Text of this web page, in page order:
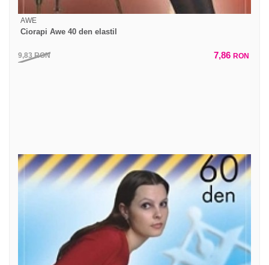
AWE
Ciorapi Awe 40 den elastil
9,83RON 7,86 RON